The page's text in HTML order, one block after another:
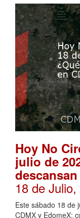
Hoy No
julio de
18 de
Este sábado 18 de
CDMX y EdomeX;